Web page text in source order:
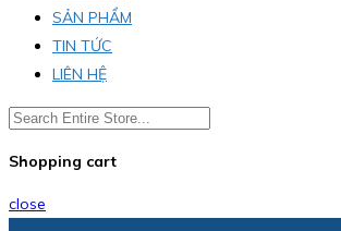
SẢN PHẨM
TIN TỨC
LIÊN HỆ
Shopping cart
close